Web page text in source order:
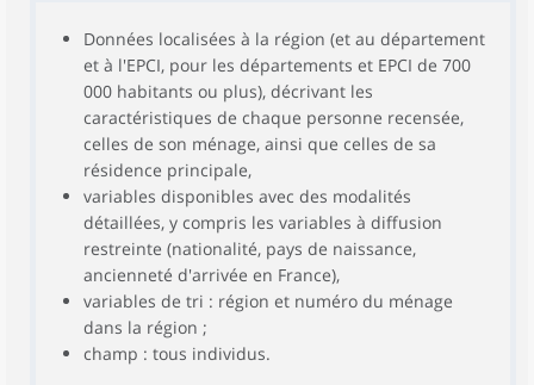
Données localisées à la région (et au département
et à l'EPCI, pour les départements et EPCI de 700
000 habitants ou plus), décrivant les
caractéristiques de chaque personne recensée,
celles de son ménage, ainsi que celles de sa
résidence principale,
variables disponibles avec des modalités
détaillées, y compris les variables à diffusion
restreinte (nationalité, pays de naissance,
ancienneté d'arrivée en France),
variables de tri : région et numéro du ménage
dans la région ;
champ : tous individus.